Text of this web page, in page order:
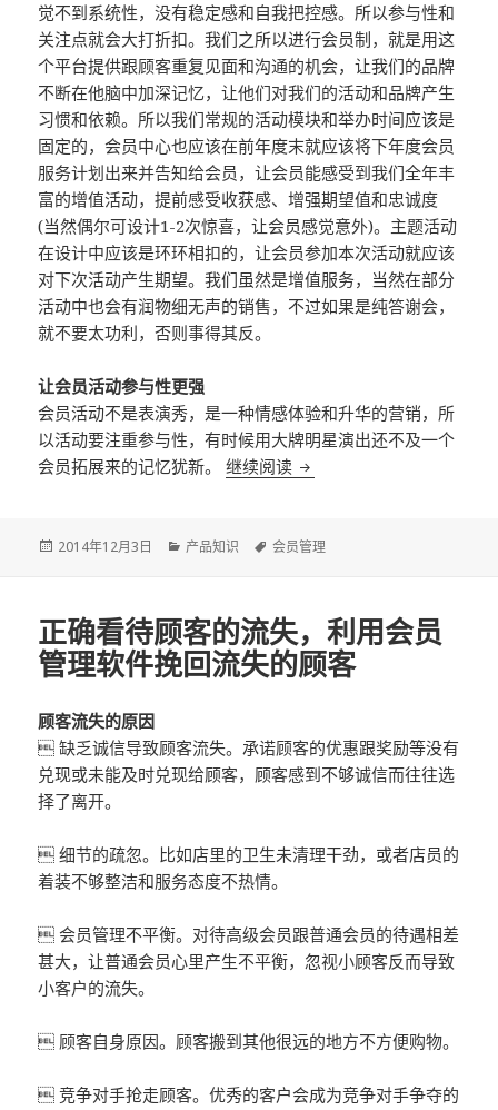
觉不到系统性，没有稳定感和自我把控感。所以参与性和
关注点就会大打折扣。我们之所以进行会员制，就是用这
个平台提供跟顾客重复见面和沟通的机会，让我们的品牌
不断在他脑中加深记忆，让他们对我们的活动和品牌产生
习惯和依赖。所以我们常规的活动模块和举办时间应该是
固定的，会员中心也应该在前年度末就应该将下年度会员
服务计划出来并告知给会员，让会员能感受到我们全年丰
富的增值活动，提前感受收获感、增强期望值和忠诚度
(当然偶尔可设计1-2次惊喜，让会员感觉意外)。主题活动
在设计中应该是环环相扣的，让会员参加本次活动就应该
对下次活动产生期望。我们虽然是增值服务，当然在部分
活动中也会有润物细无声的销售，不过如果是纯答谢会，
就不要太功利，否则事得其反。
让会员活动参与性更强
会员活动不是表演秀，是一种情感体验和升华的营销，所
以活动要注重参与性，有时候用大牌明星演出还不及一个
会员拓展来的记忆犹新。继续阅读 如何合理安排会员的增值
Posted
2014年12月3日 Categories
产品知识 Tags
会员管理
正确看待顾客的流失，利用会员
管理软件挽回流失的顾客
顾客流失的原因
 缺乏诚信导致顾客流失。承诺顾客的优惠跟奖励等没有
兑现或未能及时兑现给顾客，顾客感到不够诚信而往往选
择了离开。
 细节的疏忽。比如店里的卫生未清理干劲，或者店员的
着装不够整洁和服务态度不热情。
 会员管理不平衡。对待高级会员跟普通会员的待遇相差
甚大，让普通会员心里产生不平衡，忽视小顾客反而导致
小客户的流失。
 顾客自身原因。顾客搬到其他很远的地方不方便购物。
 竞争对手抢走顾客。优秀的客户会成为竞争对手争夺的